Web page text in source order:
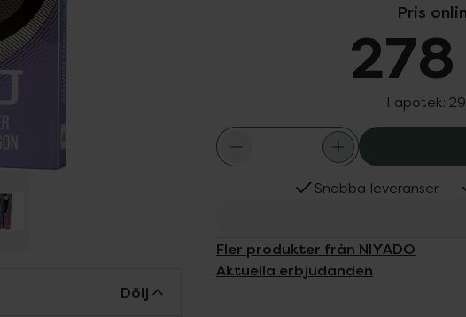
Pris
I apotek:
Snabba leveranser
Fler produkter från NIYADO
Aktuella erbjudanden
Dölj